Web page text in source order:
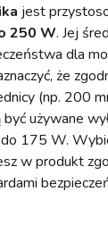
jest
250 W. Jej
dla
że
(np. 200
używane
175 W.
w produkt